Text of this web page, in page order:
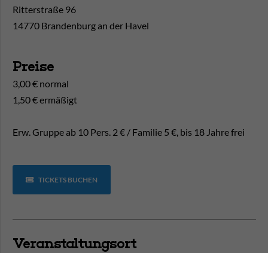
Ritterstraße 96
14770 Brandenburg an der Havel
Preise
3,00 € normal
1,50 € ermäßigt
Erw. Gruppe ab 10 Pers. 2 € / Familie 5 €, bis 18 Jahre frei
TICKETS BUCHEN
Veranstaltungsort